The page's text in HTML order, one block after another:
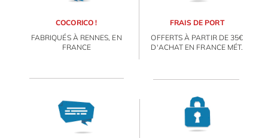
COCORICO !
FABRIQUÉS À RENNES, EN
FRANCE
FRAIS DE PORT
OFFERTS À PARTIR DE 35€
D'ACHAT EN FRANCE MÉT.